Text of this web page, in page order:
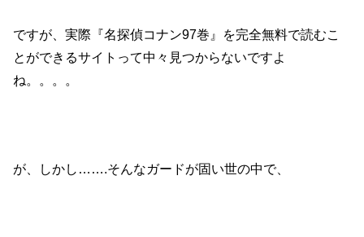
ですが、実際『名探偵コナン97巻』を完全無料で読むこ
とができるサイトって中々見つからないですよ
ね。。。。
が、しかし…….そんなガードが固い世の中で、